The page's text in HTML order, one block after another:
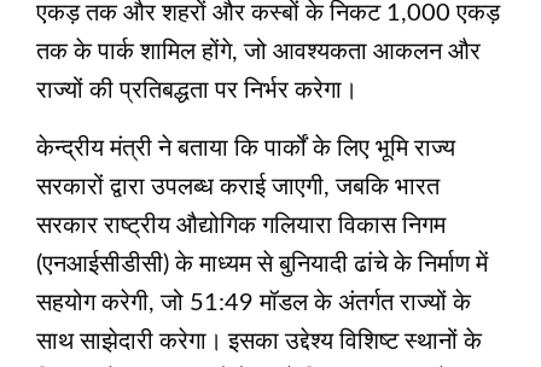
एकड़ तक और शहरों और कस्बों के निकट 1,000 एकड़
तक के पार्क शामिल होंगे, जो आवश्यकता आकलन और
राज्यों की प्रतिबद्धता पर निर्भर करेगा।
केन्‍द्रीय मंत्री ने बताया कि पार्कों के लिए भूमि राज्य
सरकारों द्वारा उपलब्ध कराई जाएगी, जबकि भारत
सरकार राष्ट्रीय औद्योगिक गलियारा विकास निगम
(एनआईसीडीसी) के माध्यम से बुनियादी ढांचे के निर्माण में
सहयोग करेगी, जो 51:49 मॉडल के अंतर्गत राज्यों के
साथ साझेदारी करेगा। इसका उद्देश्य विशिष्ट स्थानों के